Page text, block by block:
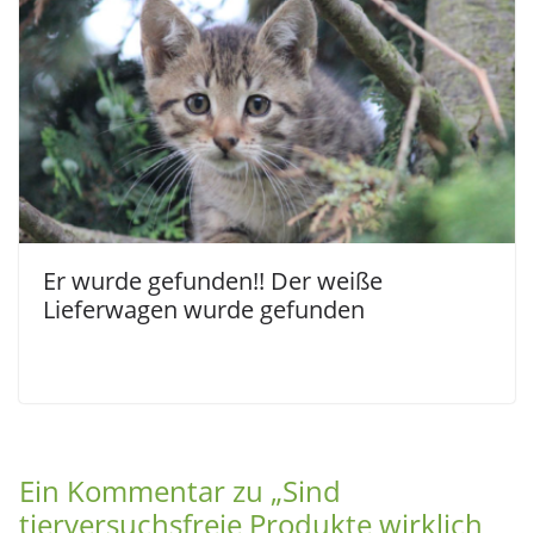
Er wurde gefunden!! Der weiße
Lieferwagen wurde gefunden
Ein Kommentar zu „Sind
tierversuchsfreie Produkte wirklich